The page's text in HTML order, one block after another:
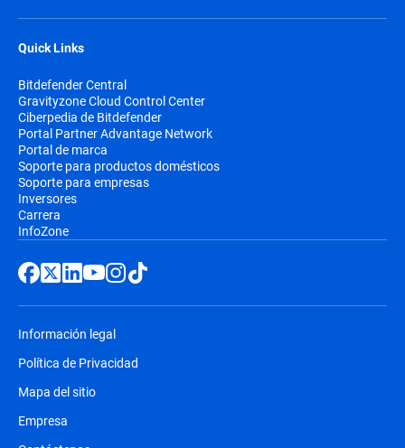
Quick Links
Bitdefender Central
Gravityzone Cloud Control Center
Ciberpedia de Bitdefender
Portal Partner Advantage Network
Portal de marca
Soporte para productos domésticos
Soporte para empresas
Inversores
Carrera
InfoZone
Información legal
Política de Privacidad
Mapa del sitio
Empresa